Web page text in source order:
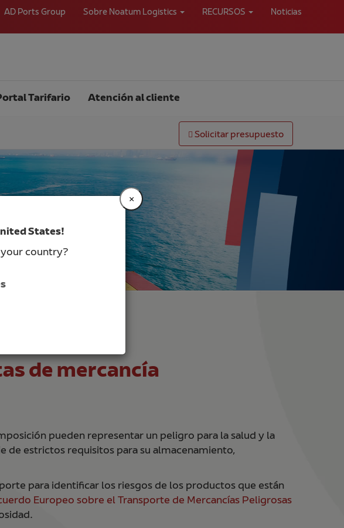
AD Ports Group Sobre Noatum Logistics RECURSOS Noticias
Tarifario Atención al cliente
Solicitar presupuesto
de mercancía
pueden representar un peligro para la salud y la
de estrictos requisitos para su almacenamiento,
para identificar los riesgos de los productos que están
Europeo sobre el Transporte de Mercancías Peligrosas
States!
country?
×